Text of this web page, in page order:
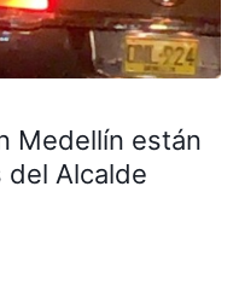
Medellín están
del Alcalde